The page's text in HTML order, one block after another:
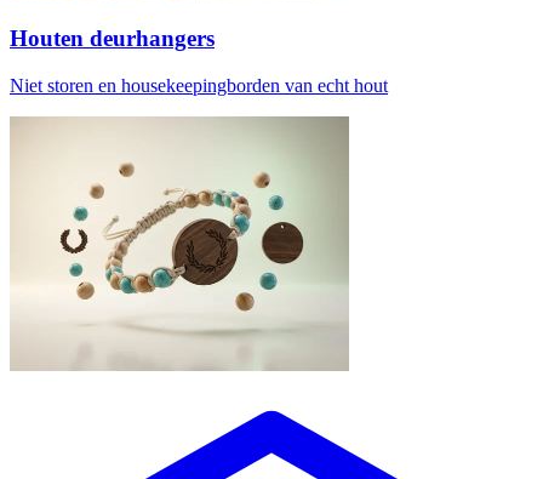
Houten deurhangers
Niet storen en housekeepingborden van echt hout